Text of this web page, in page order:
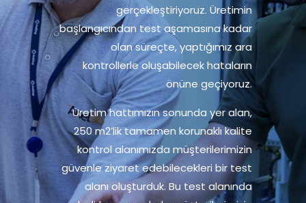
gerçekleştiriyoruz. Üretimin
başlangıcından test aşamasına kadar
olan süreçte, yaptığımız ara
kontrollerle oluşabilecek hataların
önüne geçiyoruz.
Üretim hattımızın sonunda yer alan,
250 m2’lik tamamen korunaklı kalite
kontrol alanımızda müşterilerimizin
güvenle ziyaret edebilecekleri bir test
alanı oluşturduk. Bu test alanında